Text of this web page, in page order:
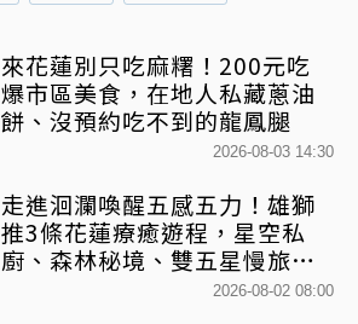
來花蓮別只吃麻糬！200元吃
爆市區美食，在地人私藏蔥油
餅、沒預約吃不到的龍鳳腿
2026-08-03 14:30
走進洄瀾喚醒五感五力！雄獅
推3條花蓮療癒遊程，星空私
廚、森林秘境、雙五星慢旅一
2026-08-02 08:00